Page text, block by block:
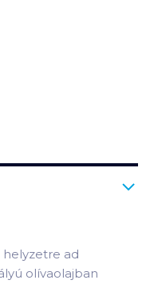
helyzetre ad
olívaolajban